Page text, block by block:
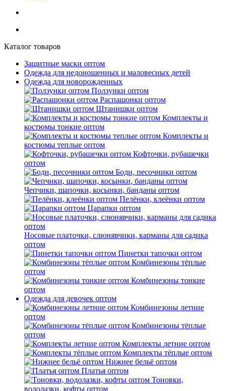
Каталог товаров
Защитные маски оптом
Одежда для недоношенных и маловесных детей
Одежда для новорожденных
Ползунки оптом
Распашонки оптом
Штанишки оптом
Комплекты и
костюмы тонкие оптом
Комплекты и
костюмы теплые оптом
Кофточки, рубашечки
оптом
Боди, песочники оптом
Чепчики, шапочки, косынки, банданы оптом
Пелёнки, клеёнки оптом
Царапки оптом
Носовые платочки, слюнявчики, карманы для садика
оптом
Пинетки тапочки оптом
Комбинезоны тёплые
оптом
Комбинезоны тонкие
оптом
Одежда для девочек оптом
Комбинезоны летние
оптом
Комбинезоны тёплые
оптом
Комплекты летние оптом
Комплекты тёплые оптом
Нижнее бельё оптом
Платья оптом
Тоновки,
водолазки, кофты оптом